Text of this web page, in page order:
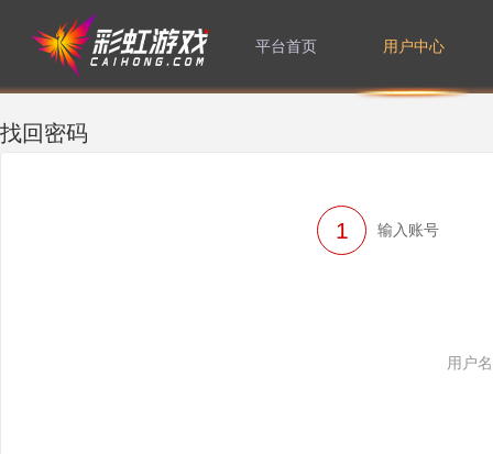
平台首页 用户中心
找回密码
1 输入账号
用户名